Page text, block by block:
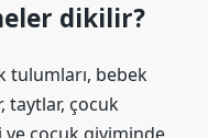
dikilir?
tulumları, bebek
taytlar, çocuk